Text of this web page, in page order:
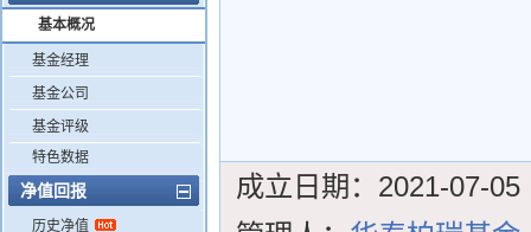
基本概况
基金经理
基金公司
基金评级
特色数据
净值回报
历史净值
成立日期： 2021-07-05